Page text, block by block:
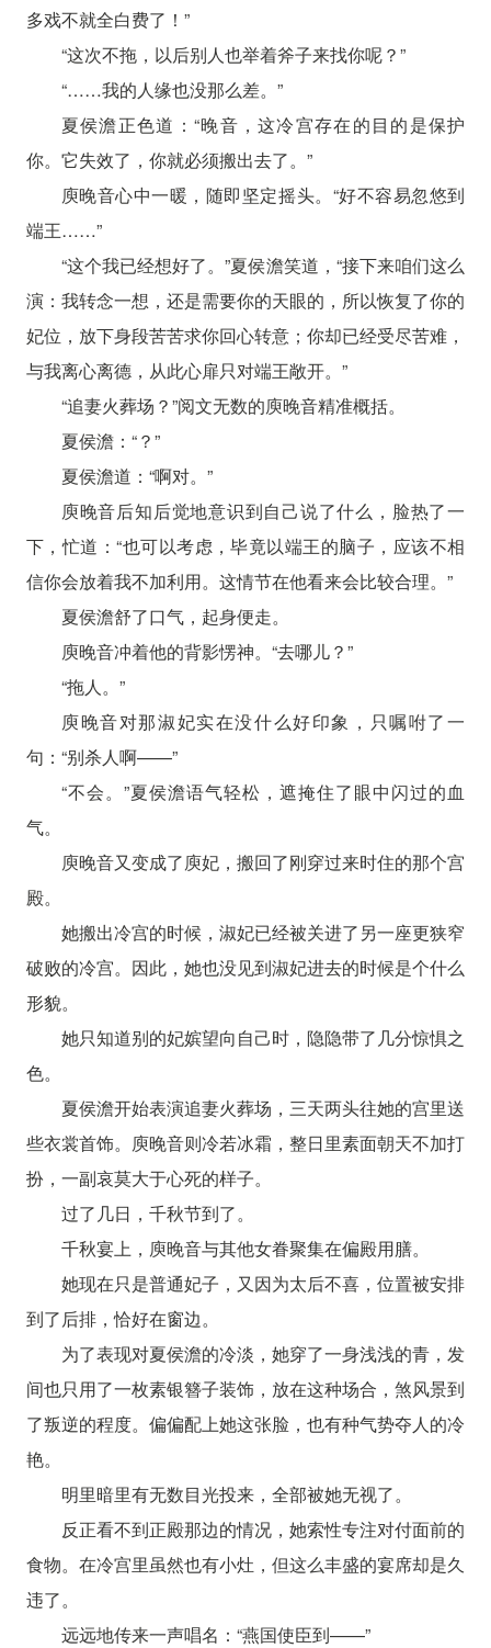
多戏不就全白费了！”
“这次不拖，以后别人也举着斧子来找你呢？”
“……我的人缘也没那么差。”
夏侯澹正色道：“晚音，这冷宫存在的目的是保护
你。它失效了，你就必须搬出去了。”
庾晚音心中一暖，随即坚定摇头。“好不容易忽悠到
端王……”
“这个我已经想好了。”夏侯澹笑道，“接下来咱们这么
演：我转念一想，还是需要你的天眼的，所以恢复了你的
妃位，放下身段苦苦求你回心转意；你却已经受尽苦难，
与我离心离德，从此心扉只对端王敞开。”
“追妻火葬场？”阅文无数的庾晚音精准概括。
夏侯澹：“？”
夏侯澹道：“啊对。”
庾晚音后知后觉地意识到自己说了什么，脸热了一
下，忙道：“也可以考虑，毕竟以端王的脑子，应该不相
信你会放着我不加利用。这情节在他看来会比较合理。”
夏侯澹舒了口气，起身便走。
庾晚音冲着他的背影愣神。“去哪儿？”
“拖人。”
庾晚音对那淑妃实在没什么好印象，只嘱咐了一
句：“别杀人啊——”
“不会。”夏侯澹语气轻松，遮掩住了眼中闪过的血
气。
庾晚音又变成了庾妃，搬回了刚穿过来时住的那个宫
殿。
她搬出冷宫的时候，淑妃已经被关进了另一座更狭窄
破败的冷宫。因此，她也没见到淑妃进去的时候是个什么
形貌。
她只知道别的妃嫔望向自己时，隐隐带了几分惊惧之
色。
夏侯澹开始表演追妻火葬场，三天两头往她的宫里送
些衣裳首饰。庾晚音则冷若冰霜，整日里素面朝天不加打
扮，一副哀莫大于心死的样子。
过了几日，千秋节到了。
千秋宴上，庾晚音与其他女眷聚集在偏殿用膳。
她现在只是普通妃子，又因为太后不喜，位置被安排
到了后排，恰好在窗边。
为了表现对夏侯澹的冷淡，她穿了一身浅浅的青，发
间也只用了一枚素银簪子装饰，放在这种场合，煞风景到
了叛逆的程度。偏偏配上她这张脸，也有种气势夺人的冷
艳。
明里暗里有无数目光投来，全部被她无视了。
反正看不到正殿那边的情况，她索性专注对付面前的
食物。在冷宫里虽然也有小灶，但这么丰盛的宴席却是久
违了。
远远地传来一声唱名：“燕国使臣到——”